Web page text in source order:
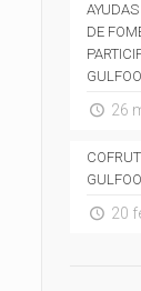
DE
26
20